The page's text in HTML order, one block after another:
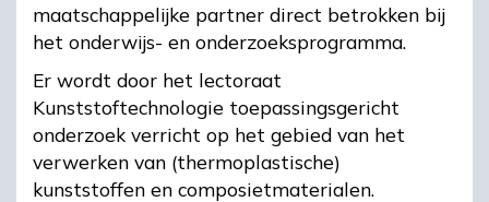
maatschappelijke partner direct betrokken bij
het onderwijs- en onderzoeksprogramma.
Er wordt door het lectoraat
Kunststoftechnologie toepassingsgericht
onderzoek verricht op het gebied van het
verwerken van (thermoplastische)
kunststoffen en composietmaterialen.